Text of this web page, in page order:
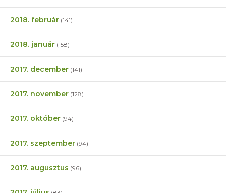
2018. február (141)
2018. január (158)
2017. december (141)
2017. november (128)
2017. október (94)
2017. szeptember (94)
2017. augusztus (96)